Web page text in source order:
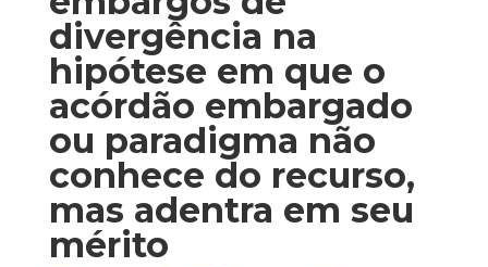
divergência na
hipótese em que o
acórdão embargado
ou paradigma não
conhece do recurso,
mas adentra em seu
mérito